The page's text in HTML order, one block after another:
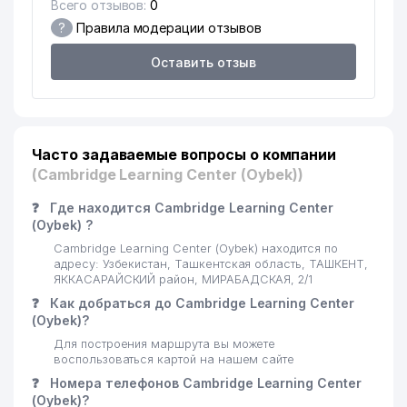
16
СПЕЦИАЛИЗИРОВАННАЯ
ШКОЛА ДЛЯ ДЕТЕЙ С
ОГРАНИЧЕННЫМИ
ВОЗМОЖНОСТЯМИ № 25
17 ANGELS FOOD HOLDING ООО 488 м
ПРЕДСТАВИТЕЛЬСТВО
KEY SOLUTIONS ООО 499 м
20
BERLIN-CHEMIE MENARINI
21
MARCO POLO
501 м
22 ART HOTELS ООО
CORRIDA FOOD СЕМЕЙНОЕ
ПРЕДПРИЯТИЕ
Всего отзывов: 0
? Правила модерации отзывов
Оставить отзыв
Часто задаваемые вопросы о компании
(Cambridge Learning Center (Oybek))
❓
Где находится Cambridge Learning Center
(Oybek) ?
Cambridge Learning Center (Oybek) находится по
адресу: Узбекистан, Ташкентская область, ТАШКЕНТ,
ЯККАСАРАЙСКИЙ район, МИРАБАДСКАЯ, 2/1
❓
Как добраться до Cambridge Learning Center
(Oybek)?
Для построения маршрута вы можете
воспользоваться картой на нашем сайте
❓
Номера телефонов Cambridge Learning Center
(Oybek)?